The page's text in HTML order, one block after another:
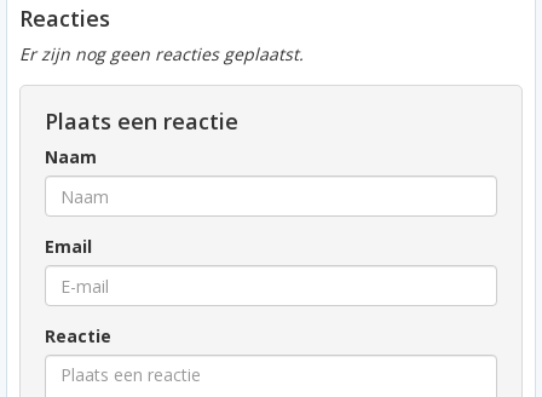
Reacties
Er zijn nog geen reacties geplaatst.
Plaats een reactie
Naam
Email
Reactie